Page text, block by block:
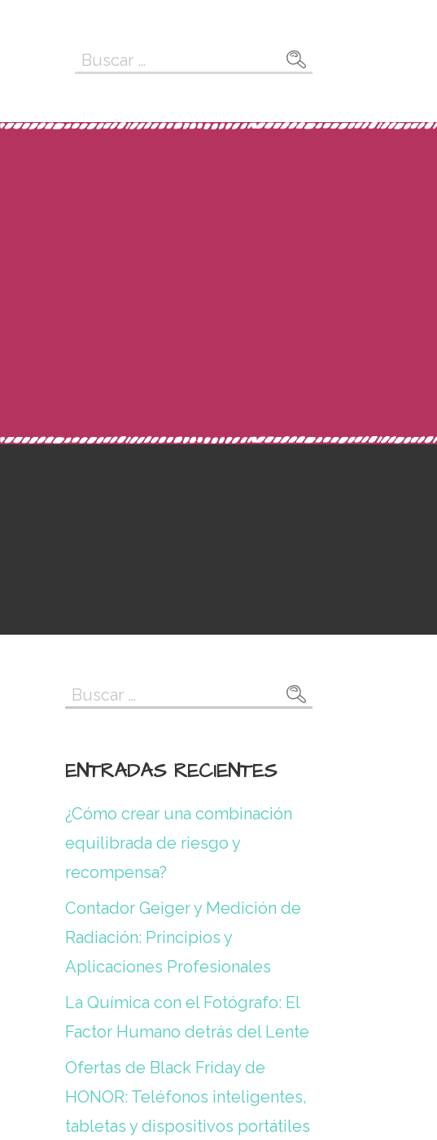
Buscar:
Buscar:
ENTRADAS RECIENTES
¿Cómo crear una combinación
equilibrada de riesgo y
recompensa?
Contador Geiger y Medición de
Radiación: Principios y
Aplicaciones Profesionales
La Química con el Fotógrafo: El
Factor Humano detrás del Lente
Ofertas de Black Friday de
HONOR: Teléfonos inteligentes,
tabletas y dispositivos portátiles